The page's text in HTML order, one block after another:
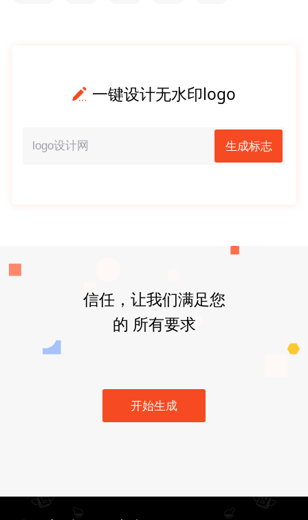
一键设计无水印logo
生成标志
信任，让我们满足您
的 所有要求
开始生成